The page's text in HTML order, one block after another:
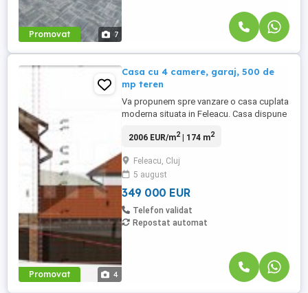
Promovat 7
Promovat 4
Casa cu 4 camere, garaj, 500 de
mp teren
Va propunem spre vanzare o casa cuplata
moderna situata in Feleacu. Casa dispune
structurata pe 2 niveluri P+E: - Parter: living
- Etaj: 3 dormitoare, 2 bai, dressing si hol.
Proprietatea se ofera spre vanzare la
stadiul ...
2006 EUR/m2| 174 m2
Feleacu, Cluj
5 august
349 000 EUR
Telefon validat
Repostat automat